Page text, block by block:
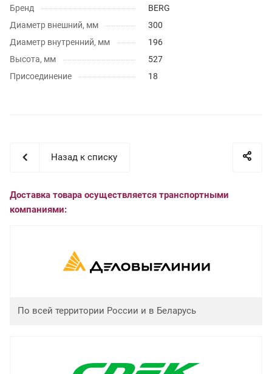
Бренд
BERG
Диаметр внешний, мм
300
Диаметр внутренний, мм
196
Высота, мм
527
Присоединение
18
Назад к списку
Доставка товара осуществляется транспортными
компаниями:
По всей территории России и в Беларусь